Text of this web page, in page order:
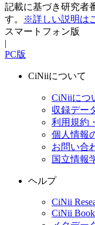
記載に基づき研究者
す。
※詳しい説明は
スマートフォン版
|
PC版
CiNiiについて
CiNiiにつ
収録デー
利用規約
個人情報
お問い合
国立情報
ヘルプ
CiNii
CiNii